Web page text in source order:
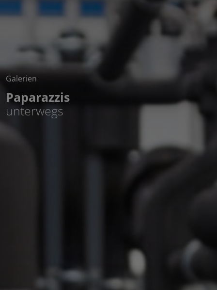
Galerien
Paparazzis
unterwegs